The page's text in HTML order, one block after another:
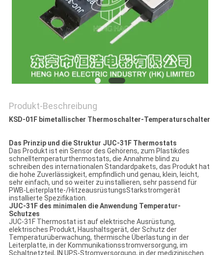
Produkt-Beschreibung
KSD-01F bimetallischer Thermoschalter-Temperaturschalter
Das Prinzip und die Struktur JUC-31F Thermostats
Das Produkt ist ein Sensor des Gehörens, zum Plastikdes
schnelltemperaturthermostats, die Annahme blind zu
schreiben des internationalen Standardpakets, das Produkt hat
die hohe Zuverlässigkeit, empfindlich und genau, klein, leicht,
sehr einfach, und so weiter zu installieren, sehr passend für
PWB-Leiterplatte-/HitzeausrüstungsStarkstromgerät
installierte Spezifikation.
JUC-31F des minimalen die Anwendung Temperatur-
Schutzes
JUC-31F Thermostat ist auf elektrische Ausrüstung,
elektrisches Produkt, Haushaltsgerät, der Schutz der
Temperaturüberwachung, thermische Überlastung in der
Leiterplatte, in der Kommunikationsstromversorgung, im
Schaltnetzteil, IN UPS-Stromversorgung, in der medizinischen